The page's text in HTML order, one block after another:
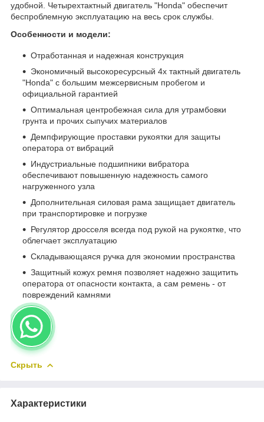
удобной. Четырехтактный двигатель "Honda" обеспечит
беспроблемную эксплуатацию на весь срок службы.
Особенности и модели:
Отработанная и надежная конструкция
Экономичный высокоресурсный 4х тактный двигатель
"Honda" с большим межсервисным пробегом и
официальной гарантией
Оптимальная центробежная сила для утрамбовки
грунта и прочих сыпучих материалов
Демпфирующие проставки рукоятки для защиты
оператора от вибраций
Индустриальные подшипники вибратора
обеспечивают повышенную надежность самого
нагруженного узла
Дополнительная силовая рама защищает двигатель
при транспортировке и погрузке
Регулятор дросселя всегда под рукой на рукоятке, что
облегчает эксплуатацию
Складывающаяся ручка для экономии пространства
Защитный кожух ремня позволяет надежно защитить
оператора от опасности контакта, а сам ремень - от
повреждений камнями
Скрыть
Характеристики